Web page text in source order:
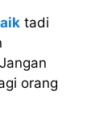
tadi
orang